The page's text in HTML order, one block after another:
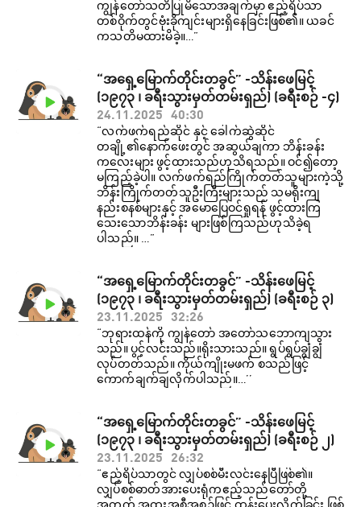
ကျွန်တော်သတိပြုမိသောအချက်မှာ ဧည့်ရိပ်သာ
တစ်ဝိုက်တွင်ဗုံးခိုကျင်းများရှိနေခြင်းဖြစ်၏။ ယခင်
ကသတိမထားမိခဲ့။…”
“အရှေ့မြောက်တိုင်းတခွင်” -သိန်းဖေမြင့်
(၁၉၇၃ ၊ ခရီးသွားမှတ်တမ်းရှည်) (ခရီးစဉ် -၄)
24.11.2025
40:30
“လက်ဖက်ရည်ဆိုင် နှင့် ခေါက်ဆွဲဆိုင်
တချို့၏နောက်ဖေးတွင် အဆွယ်ချကာ ဘိန်းခန်း
ကလေးများ ဖွင့်ထားသည်ဟုသိရသည်။ ဝင်၍တော့
မကြည့်ခဲ့ပါ။ လက်ဖက်ရည်ကြိုက်တတ်သူများကဲ့သို့
ဘိန်းကြိုက်တတ်သူဦးကြီးများသည် သမရိုးကျ
နည်းစနစ်များနှင့် အမောပြေဝင်ရှုရန် ဖွင့်ထားကြ
သေးသောဘိန်းခန်း များဖြစ်ကြသည်ဟုသိခဲ့ရ
ပါသည်။ …”
“အရှေ့မြောက်တိုင်းတခွင်” -သိန်းဖေမြင့်
(၁၉၇၃ ၊ ခရီးသွားမှတ်တမ်းရှည်) (ခရီးစဉ် ၃)
23.11.2025
32:26
“ဘုရားထန်ကို ကျွန်တော် အတော်သဘောကျသွား
သည်။ ပွင့်လင်းသည်။ရိုးသားသည်။ ရွပ်ရွပ်ချွံချွံ
လုပ်တတ်သည်။ ကိုယ်ကျိုးမဖက် စသည်ဖြင့်
ကောက်ချက်ချလိုက်ပါသည်။…’’
“အရှေ့မြောက်တိုင်းတခွင်” -သိန်းဖေမြင့်
(၁၉၇၃ ၊ ခရီးသွားမှတ်တမ်းရှည်) (ခရီးစဉ် ၂)
23.11.2025
26:32
“ဧည့်ရိပ်သာတွင် လျှပ်စစ်မီးလင်းနေပြီဖြစ်၏။
လျှပ်စစ်ဓာတ်အားပေးရုံကဧည့်သည်တော်တို့